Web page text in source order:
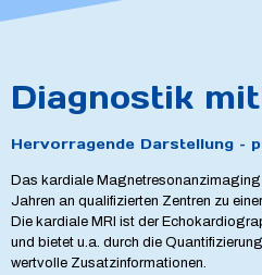
Diagnostik
Hervorragende Darstellung –
Das kardiale
Jahren an qualifizierten Zentren zu
Die kardiale MRI ist der
und bietet u.a. durch die
wertvolle Zusatzinformationen.